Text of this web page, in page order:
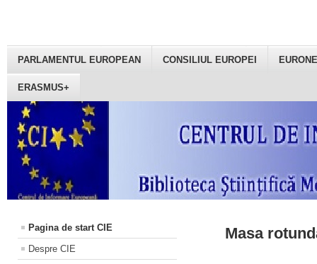
PARLAMENTUL EUROPEAN CONSILIUL EUROPEI
ERASMUS+
Pagina de start CIE
Despre CIE
Masa